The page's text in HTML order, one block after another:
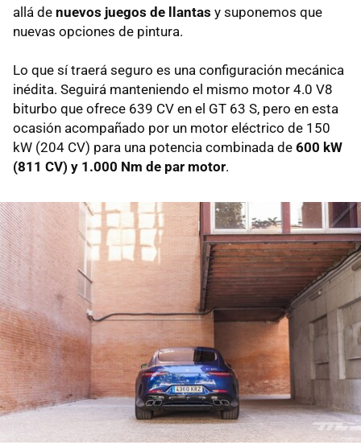
allá de nuevos juegos de llantas y suponemos que
nuevas opciones de pintura.
Lo que sí traerá seguro es una configuración mecánica
inédita. Seguirá manteniendo el mismo motor 4.0 V8
biturbo que ofrece 639 CV en el GT 63 S, pero en esta
ocasión acompañado por un motor eléctrico de 150
kW (204 CV) para una potencia combinada de 600 kW
(811 CV) y 1.000 Nm de par motor.